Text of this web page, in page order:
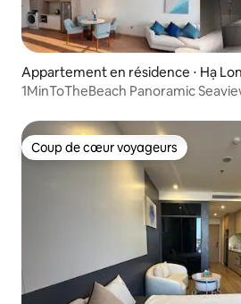
Appartement en résidence ⋅ Hạ
1MinToTheBeach Panoramic
Coup de cœur voyageurs
Coup de cœur voyageurs